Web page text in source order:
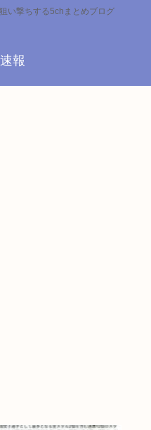
い撃ちする5chまとめブログ
報